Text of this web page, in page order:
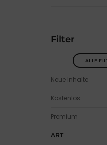
Filter
ALLE
Neue Inhalte
Kostenlos
Premium
ART